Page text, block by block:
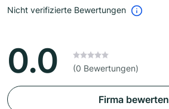
Nicht verifizierte Bewertungen
0.0 (0 Bewertungen)
Firma bewerten